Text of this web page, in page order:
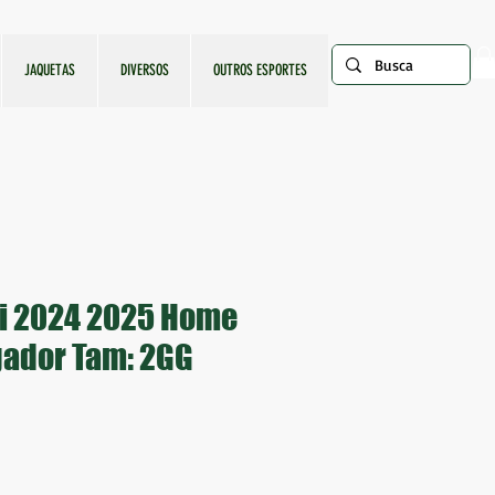
JAQUETAS DIVERSOS OUTROS ESPORTES
2025 Home
Tam: 2GG